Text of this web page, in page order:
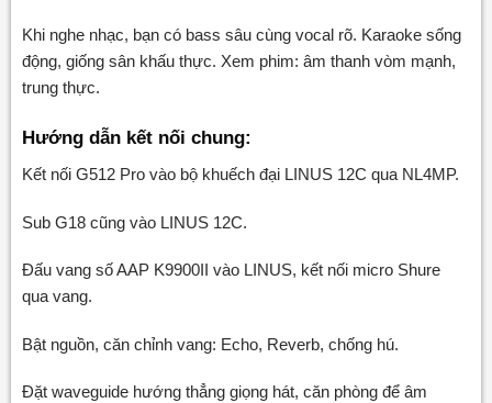
Khi nghe nhạc, bạn có bass sâu cùng vocal rõ. Karaoke sống
động, giống sân khấu thực. Xem phim: âm thanh vòm mạnh,
trung thực.
Hướng dẫn kết nối chung:
Kết nối G512 Pro vào bộ khuếch đại LINUS 12C qua NL4MP.
Sub G18 cũng vào LINUS 12C.
Đấu vang số AAP K9900II vào LINUS, kết nối micro Shure
qua vang.
Bật nguồn, căn chỉnh vang: Echo, Reverb, chống hú.
Đặt waveguide hướng thẳng giọng hát, căn phòng để âm